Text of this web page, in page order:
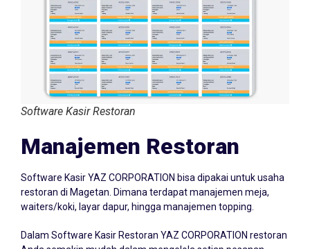
Software Kasir Restoran
Manajemen Restoran
restoran di Magetan. Dimana terdapat manajemen meja,
waiters/koki, layar dapur, hingga manajemen topping.
Anda semakin mudah dalam mengelola setiap pesanan.